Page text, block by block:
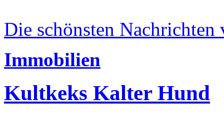
Die schönsten Nachrichten
Immobilien
Kultkeks Kalter Hund